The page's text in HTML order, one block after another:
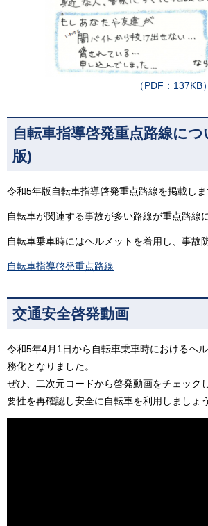
（PDF：137KB）
自転車指導啓発重点路線に
版)
令和5年版自転車指導啓発重点路線を掲載しま
自転車が関連する事故が多い路線が重点路線
自転車乗車時にはヘルメットを着用し、事故
自転車指導啓発重点路線
交通安全啓発動画
令和5年4月1日から自転車乗車時におけるヘ
務化となりました。
ぜひ、二次元コードから啓発動画をチェック
要性を再確認し安全に自転車を利用しましょう